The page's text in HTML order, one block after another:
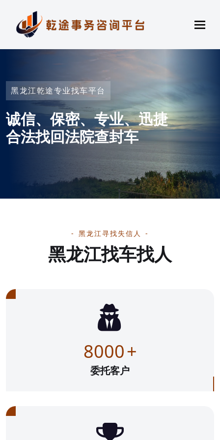
黑龙江乾途专业找车平台
诚信、保密、专业、迅捷
合法找回法院查封车
黑龙江寻找失信人
黑龙江找车找人
8000+
委托客户